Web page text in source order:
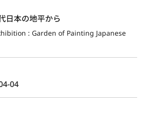
日本の地平から
: Garden of Painting Japanese
04